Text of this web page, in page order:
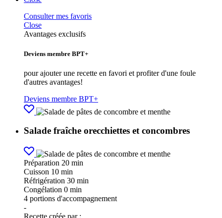
Consulter mes favoris
Close
Avantages exclusifs
Deviens membre BPT+
pour ajouter une recette en favori et profiter d'une foule
d'autres avantages!
Deviens membre BPT+
Salade fraîche orecchiettes et concombres
Préparation 20 min
Cuisson 10 min
Réfrigération 30 min
Congélation 0 min
4 portions d'accompagnement
-